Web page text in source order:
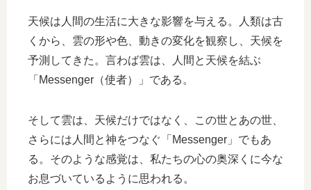
天候は人間の生活に大きな影響を与える。人類は古
くから、雲の形や色、動きの変化を観察し、天候を
予測してきた。言わば雲は、人間と天候を結ぶ
「Messenger（使者）」である。
そして雲は、天候だけではなく、この世とあの世、
さらには人間と神をつなぐ「Messenger」でもあ
る。そのような感覚は、私たちの心の奥深くに今な
お息づいているように思われる。